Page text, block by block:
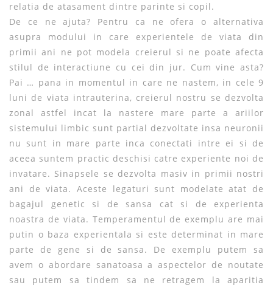
relatia de atasament dintre parinte si copil.
De ce ne ajuta? Pentru ca ne ofera o alternativa
asupra modului in care experientele de viata din
primii ani ne pot modela creierul si ne poate afecta
stilul de interactiune cu cei din jur. Cum vine asta?
Pai … pana in momentul in care ne nastem, in cele 9
luni de viata intrauterina, creierul nostru se dezvolta
zonal astfel incat la nastere mare parte a ariilor
sistemului limbic sunt partial dezvoltate insa neuronii
nu sunt in mare parte inca conectati intre ei si de
aceea suntem practic deschisi catre experiente noi de
invatare. Sinapsele se dezvolta masiv in primii nostri
ani de viata. Aceste legaturi sunt modelate atat de
bagajul genetic si de sansa cat si de experienta
noastra de viata. Temperamentul de exemplu are mai
putin o baza experientala si este determinat in mare
parte de gene si de sansa. De exemplu putem sa
avem o abordare sanatoasa a aspectelor de noutate
sau putem sa tindem sa ne retragem la aparitia